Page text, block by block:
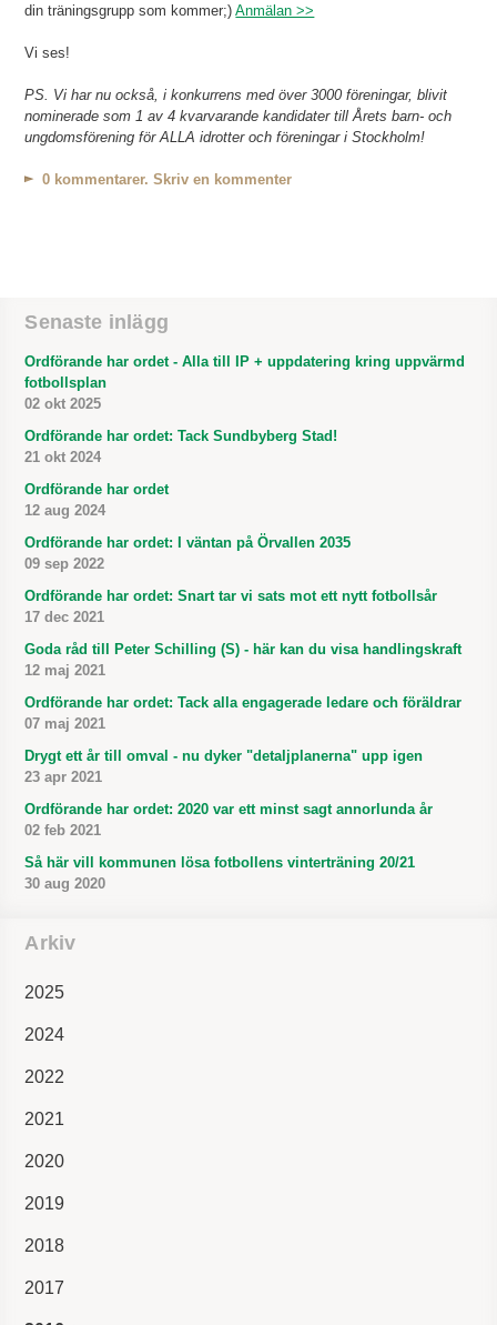
din träningsgrupp som kommer;)Anmälan >>
Vi ses!
PS. Vi har nu också, i konkurrens med över 3000 föreningar, blivit
nominerade som 1 av 4 kvarvarande kandidater till Årets barn- och
ungdomsförening för ALLA idrotter och föreningar i Stockholm!
0 kommentarer. Skriv en kommenter
Senaste inlägg
Ordförande har ordet - Alla till IP + uppdatering kring uppvärmd
fotbollsplan
02 okt 2025
Ordförande har ordet: Tack Sundbyberg Stad!
21 okt 2024
Ordförande har ordet
12 aug 2024
Ordförande har ordet: I väntan på Örvallen 2035
09 sep 2022
Ordförande har ordet: Snart tar vi sats mot ett nytt fotbollsår
17 dec 2021
Goda råd till Peter Schilling (S) - här kan du visa handlingskraft
12 maj 2021
Ordförande har ordet: Tack alla engagerade ledare och föräldrar
07 maj 2021
Drygt ett år till omval - nu dyker "detaljplanerna" upp igen
23 apr 2021
Ordförande har ordet: 2020 var ett minst sagt annorlunda år
02 feb 2021
Så här vill kommunen lösa fotbollens vinterträning 20/21
30 aug 2020
Arkiv
2025
2024
2022
2021
2020
2019
2018
2017